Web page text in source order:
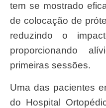
tem se mostrado
de colocação de
reduzindo o
proporcionando
primeiras sessões.
Uma das pacientes em reabilitação na piscina
do Hospital